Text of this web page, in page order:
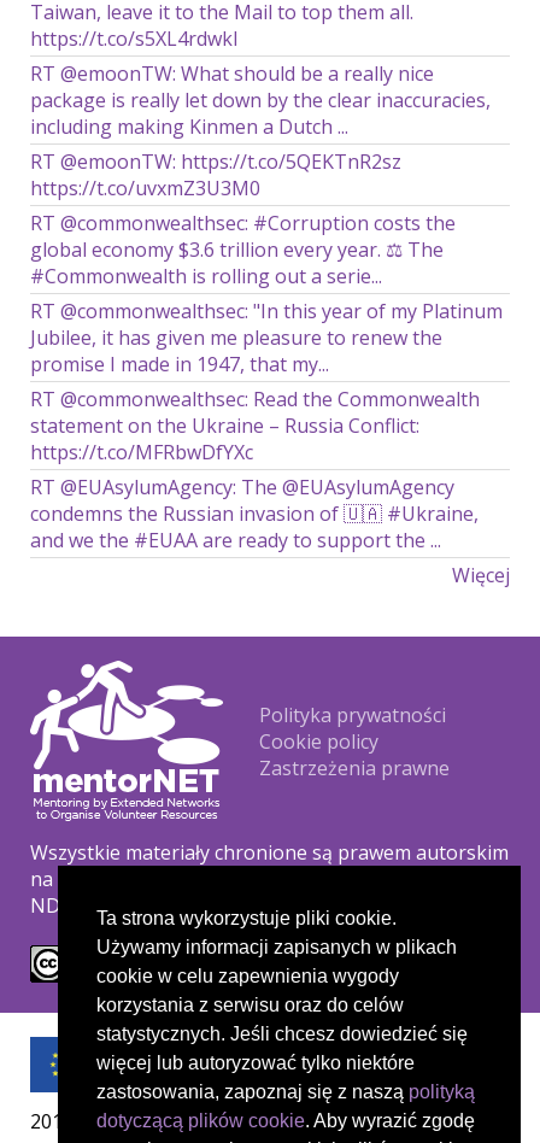
Ta strona wykorzystuje pliki cookie.
Używamy informacji zapisanych w plikach
cookie w celu zapewnienia wygody
korzystania z serwisu oraz do celów
statystycznych. Jeśli chcesz dowiedzieć się
więcej lub autoryzować tylko niektóre
zastosowania, zapoznaj się z naszą polityką
dotyczącą plików cookie. Aby wyrazić zgodę
Taiwan, leave it to the Mail to top them all.
https://t.co/s5XL4rdwkl
RT @emoonTW: What should be a really nice
package is really let down by the clear inaccuracies,
including making Kinmen a Dutch ...
RT @emoonTW: https://t.co/5QEKTnR2sz
https://t.co/uvxmZ3U3M0
RT @commonwealthsec: #Corruption costs the
global economy $3.6 trillion every year. ⚖️ The
#Commonwealth is rolling out a serie...
RT @commonwealthsec: "In this year of my Platinum
Jubilee, it has given me pleasure to renew the
promise I made in 1947, that my...
RT @commonwealthsec: Read the Commonwealth
statement on the Ukraine – Russia Conflict:
https://t.co/MFRbwDfYXc
RT @EUAsylumAgency: The @EUAsylumAgency
condemns the Russian invasion of 🇺🇦 #Ukraine,
and we the #EUAA are ready to support the ...
Więcej
Footer
Polityka prywatności
Cookie policy
Zastrzeżenia prawne
Wszystkie materiały chronione są prawem autorskim
na podstawie licencji Creative Commons CC BY-NC-
ND.
2019-1-UK01-KA204-061657